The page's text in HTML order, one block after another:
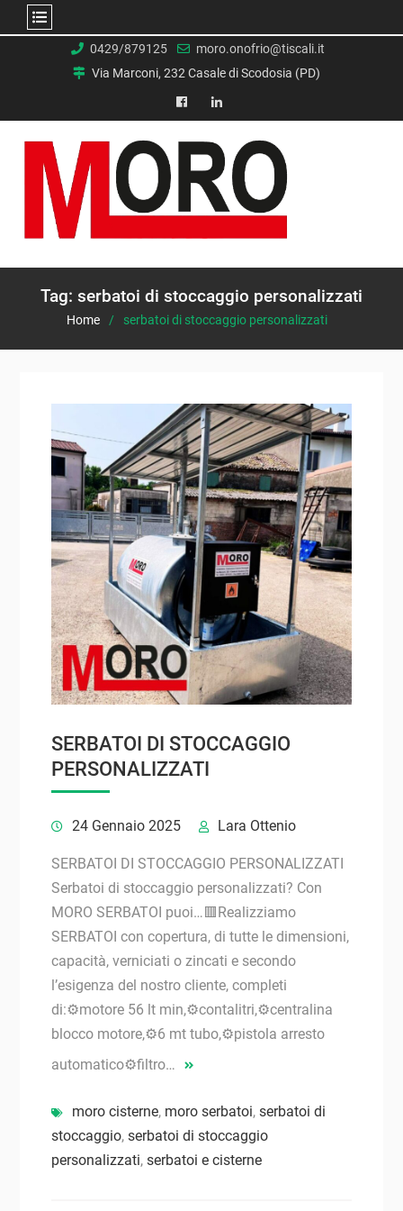
0429/879125
moro.onofrio@tiscali.it
Via Marconi, 232 Casale di Scodosia (PD)
facebookLinkedin
Tag: serbatoi di stoccaggio personalizzati
Home serbatoi di stoccaggio personalizzati
SERBATOI DI STOCCAGGIO
PERSONALIZZATI
24 Gennaio 2025 Lara Ottenio
SERBATOI DI STOCCAGGIO PERSONALIZZATI
Serbatoi di stoccaggio personalizzati? Con
MORO SERBATOI puoi…🟥Realizziamo
SERBATOI con copertura, di tutte le dimensioni,
capacità, verniciati o zincati e secondo
l’esigenza del nostro cliente, completi
di:⚙️motore 56 lt min,⚙️contalitri,⚙️centralina
blocco motore,⚙️6 mt tubo,⚙️pistola arresto
automatico⚙️filtro…
moro cisterne, moro serbatoi, serbatoi di
stoccaggio, serbatoi di stoccaggio
personalizzati, serbatoi e cisterne